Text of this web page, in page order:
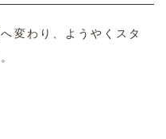
変わり、ようやくスタ